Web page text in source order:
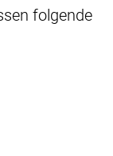
folgende